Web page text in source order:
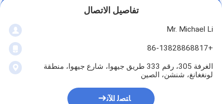
تفاصيل الاتصال
Mr. Michael Li
+86-13828868817
الغرفة 305، رقم 333 طريق جيهوا، شارع جيهوا، منطقة
لونغغانغ، شنشن، الصين
ﺎﺘﺼﻟ ﺍﻶﻧ